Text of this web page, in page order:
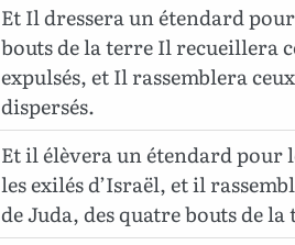
Et Il dressera un étendard
bouts de la terre Il recueillera
expulsés, et Il rassemblera
dispersés.
Et il élèvera un étendard pour
les exilés d’Israël, et il
de Juda, des quatre bouts de la